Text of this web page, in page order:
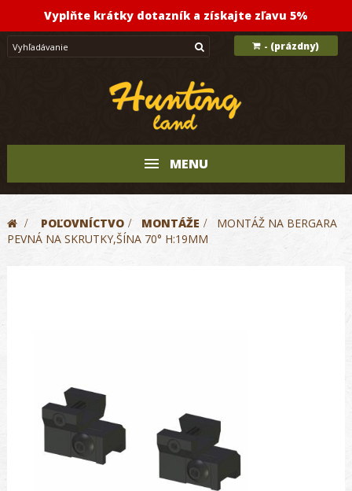
Vyplňte krátky dotazník a získajte zľavu 5%
- (prázdny)
MENU
> POĽOVNÍCTVO > MONTÁŽE >
MONTÁŽ NA BERGARA
PEVNÁ NA SKRUTKY,ŠÍNA 70° H:19MM